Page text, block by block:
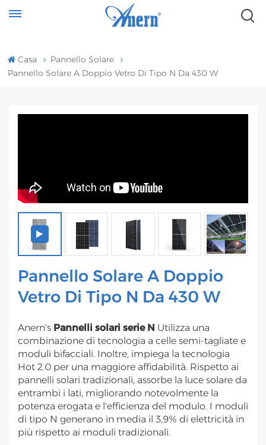
Casa
Pannello Solare
Pannello Solare A Doppio Vetro Di Tipo N Da 430 W
Pannello Solare A Doppio
Vetro Di Tipo N Da 430 W
Anern's Pannelli solari serie N Utilizza una
combinazione di tecnologia a celle semi-tagliate e
moduli bifacciali. Inoltre, impiega la tecnologia
Hot 2.0 per una maggiore affidabilità. Rispetto ai
pannelli solari tradizionali, assorbe la luce solare da
entrambi i lati, migliorando notevolmente la
potenza erogata e l'efficienza del modulo. I moduli
di tipo N generano in media il 3,9% di elettricità in
più rispetto ai moduli tradizionali.